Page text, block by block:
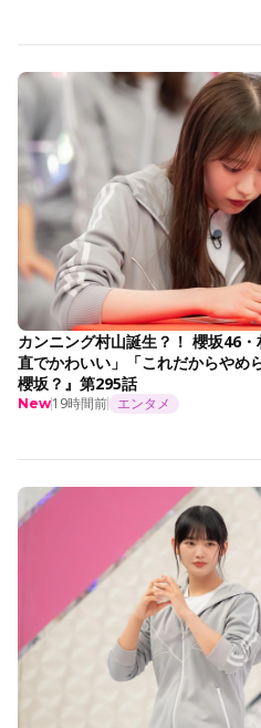
カンニング村山誕生？！ 櫻坂46
直でかわいい」「これだからやめ
櫻坂？』第295話
New19時間前 エンタメ